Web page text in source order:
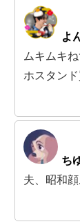
よ
ムキムキ
ホスタン
ち
夫、昭和